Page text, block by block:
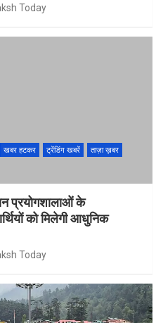
Today
खबर हटकर ट्रेंडिंग खबरें
ताज़ा ख़बर
प्रयोगशालाओं के
को मिलेगी आधुनिक
Today